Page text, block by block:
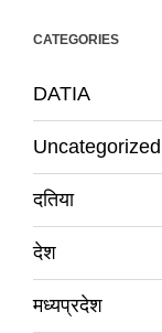
CATEGORIES
DATIA
Uncategorized
दतिया
देश
मध्यप्रदेश